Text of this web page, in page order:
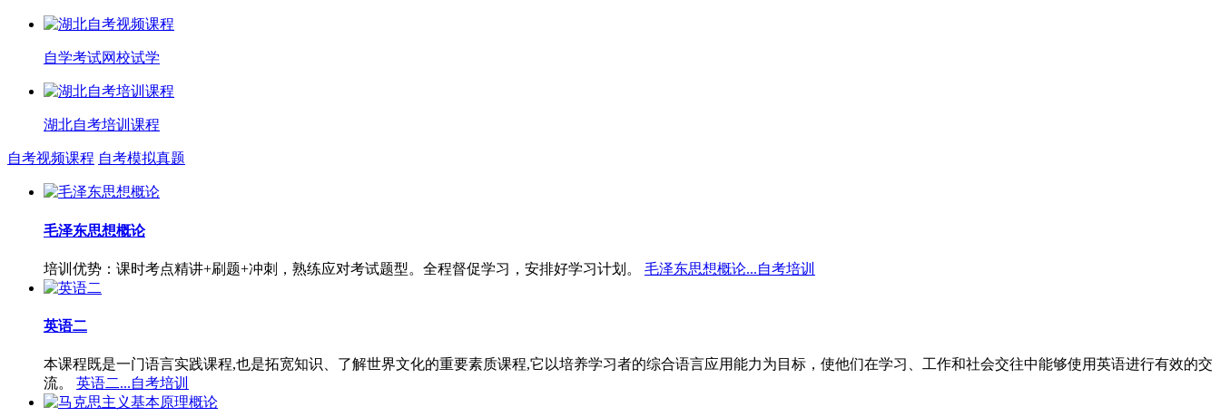
自学考试网校试学
湖北自考培训课程
自考视频课程 自考模拟真题
毛泽东思想概论
培训优势：课时考点精讲+刷题+冲刺，熟练应对考试题型。全程督促学习，安排好学习计划。 毛泽东思想概论...自考培训
英语二
本课程既是一门语言实践课程,也是拓宽知识、了解世界文化的重要素质课程,它以培养学习者的综合语言应用能力为目标，使他们在学习、工作和社会交往中能够使用英语进行有效的交
流。
英语二...自考培训